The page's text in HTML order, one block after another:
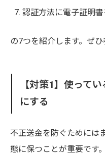
認証方法に電子証明
の7つを紹介します。ぜひ
【対策1】使って
にする
不正送金を防ぐためには
態に保つことが重要です。